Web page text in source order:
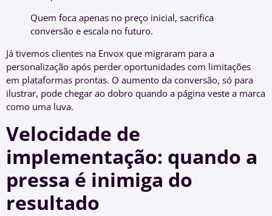
Quem foca apenas no preço inicial, sacrifica
conversão e escala no futuro.
Já tivemos clientes na Envox que migraram para a
personalização após perder oportunidades com limitações
em plataformas prontas. O aumento da conversão, só para
ilustrar, pode chegar ao dobro quando a página veste a marca
como uma luva.
Velocidade de
implementação: quando a
pressa é inimiga do
resultado